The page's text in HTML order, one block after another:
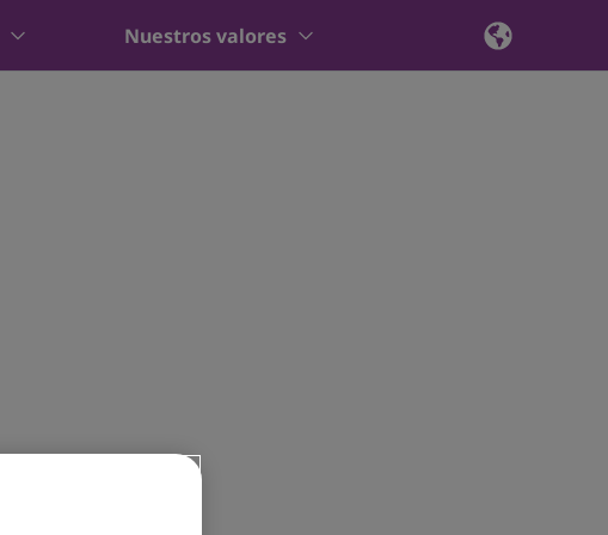
Nuestros valores